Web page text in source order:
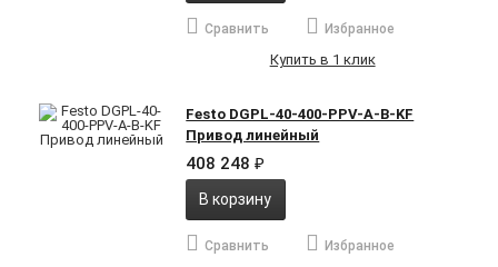
Сравнить Избранное
Купить в 1 клик
Festo DGPL-40-400-PPV-A-B-KF
Привод линейный
408 248₽
В корзину
Сравнить Избранное